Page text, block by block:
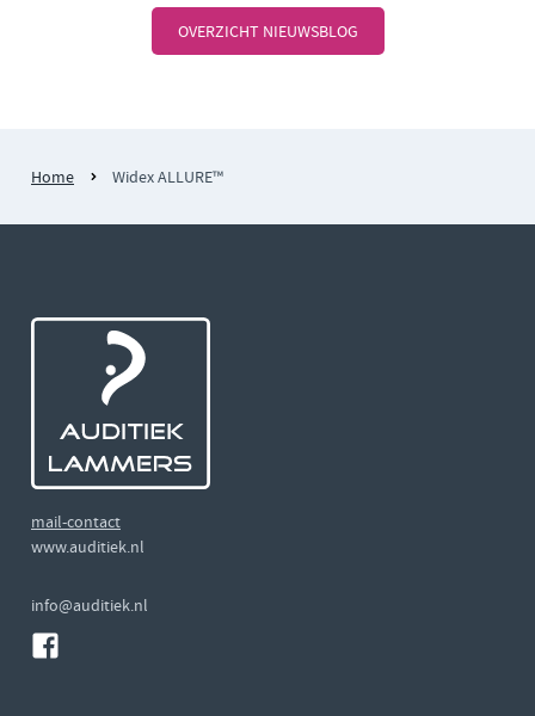
OVERZICHT NIEUWSBLOG
Home Widex ALLURE™
mail-contact
www.auditiek.nl
info@auditiek.nl